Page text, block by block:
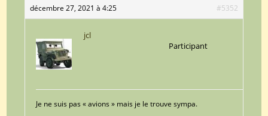
décembre 27, 2021 à 4:25 #5352
jcl
Participant
Je ne suis pas « avions » mais je le trouve sympa.